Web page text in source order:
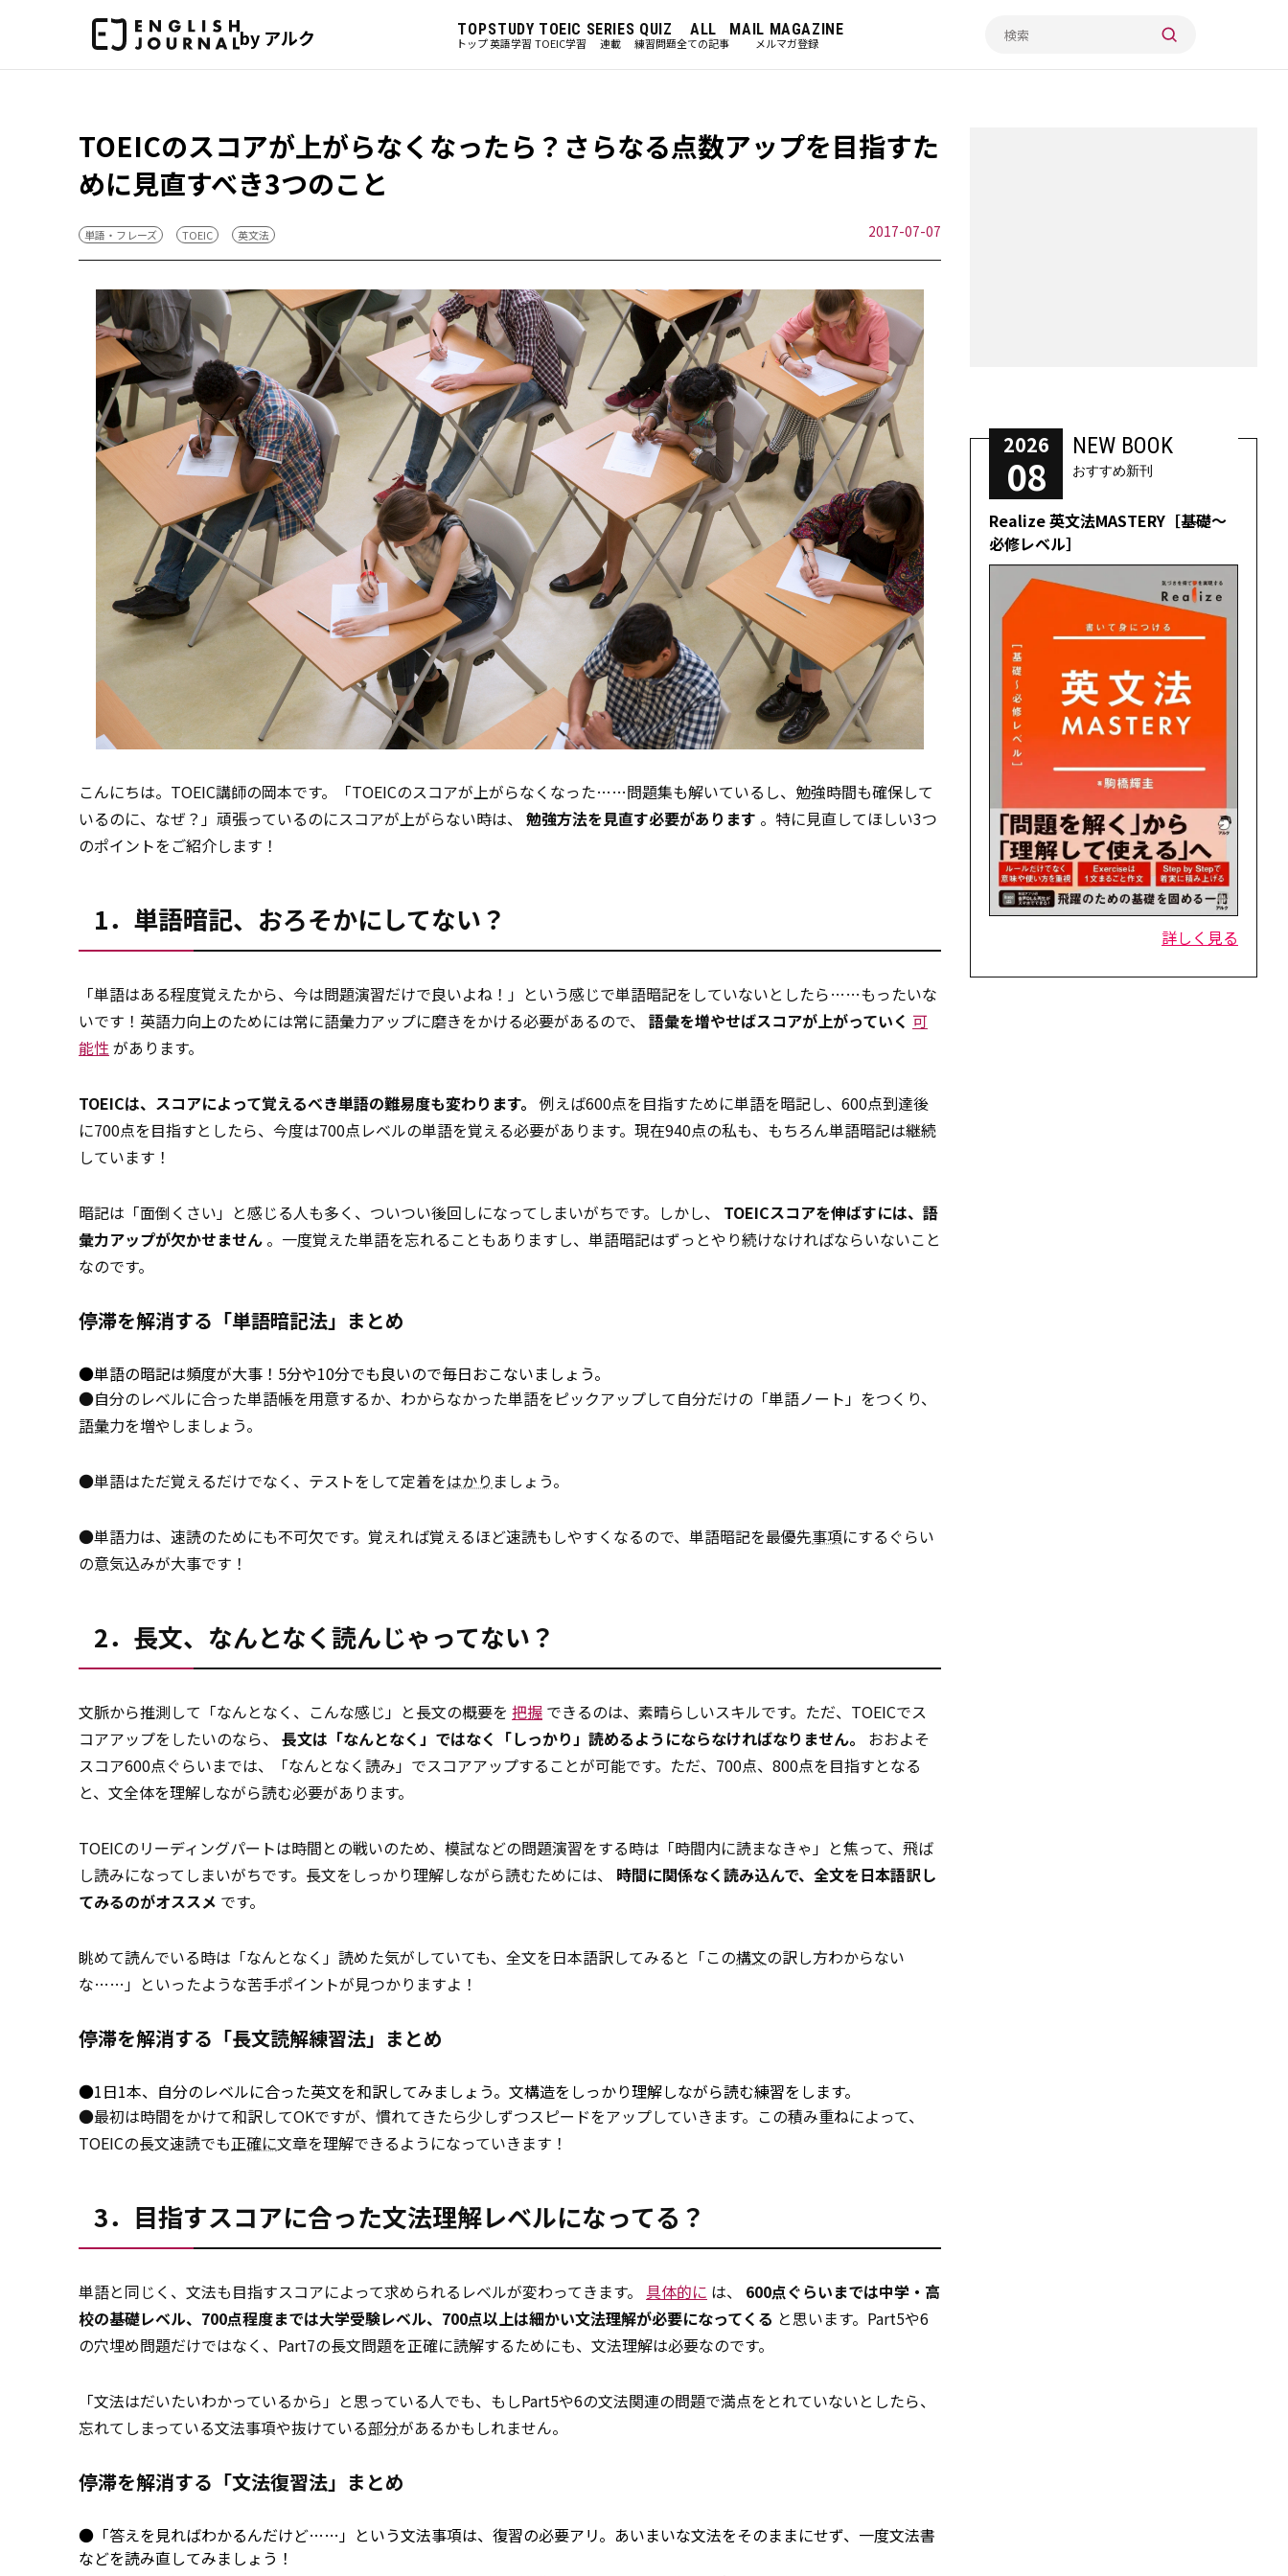
by アルク TOP
トップ
STUDY
英語学習
TOEIC
TOEIC学習
SERIES
連載
QUIZ
練習問題
ALL
全ての記事
MAIL MAGAZINE
メルマガ登録
TOEICのスコアが上がらなくなったら？さらなる点数アップを目指すた
めに見直すべき3つのこと
単語・フレーズ TOEIC 英文法 2017-07-07
こんにちは。TOEIC講師の岡本です。「TOEICのスコアが上がらなくなった……問題集も解いているし、勉強時間も確保して
いるのに、なぜ？」頑張っているのにスコアが上がらない時は、 勉強方法を見直す必要があります 。特に見直してほしい3つ
のポイントをご紹介します！
1．単語暗記、おろそかにしてない？
「単語はある程度覚えたから、今は問題演習だけで良いよね！」という感じで単語暗記をしていないとしたら……もったいな
いです！英語力向上のためには常に語彙力アップに磨きをかける必要があるので、 語彙を増やせばスコアが上がっていく 可
能性があります。
TOEICは、スコアによって覚えるべき単語の難易度も変わります。 例えば600点を目指すために単語を暗記し、600点到達後
に700点を目指すとしたら、今度は700点レベルの単語を覚える必要があります。現在940点の私も、もちろん単語暗記は継続
しています！
暗記は「面倒くさい」と感じる人も多く、ついつい後回しになってしまいがちです。しかし、 TOEICスコアを伸ばすには、語
彙力アップが欠かせません 。一度覚えた単語を忘れることもありますし、単語暗記はずっとやり続けなければならいないこと
なのです。
停滞を解消する「単語暗記法」まとめ
●単語の暗記は頻度が大事！5分や10分でも良いので毎日おこないましょう。
●自分のレベルに合った単語帳を用意するか、わからなかった単語をピックアップして自分だけの「単語ノート」をつくり、
語彙力を増やしましょう。
●単語はただ覚えるだけでなく、テストをして定着をはかり ましょう。
●単語力は、速読のためにも不可欠です。覚えれば覚えるほど速読もしやすくなるので、単語暗記を最優先事項にするぐらい
の意気込みが大事です！
2．長文、なんとなく読んじゃってない？
文脈から推測して「なんとなく、こんな感じ」と長文の概要を 把握 できるのは、素晴らしいスキルです。ただ、TOEICでス
コアアップをしたいのなら、 長文は「なんとなく」ではなく「しっかり」読めるようにならなければなりません。
おおよそ
スコア600点ぐらいまでは、「なんとなく読み」でスコアアップすることが可能です。ただ、700点、800点を目指すとなる
と、文全体を理解しながら読む必要があります。
TOEICのリーディングパートは時間との戦いのため、模試などの問題演習をする時は「時間内に読まなきゃ」と焦って、飛ば
し読みになってしまいがちです。長文をしっかり理解しながら読むためには、 時間に関係なく読み込んで、全文を日本語訳し
てみるのがオススメ です。
眺めて読んでいる時は「なんとなく」読めた気がしていても、全文を日本語訳してみると「この構文の訳し方わからない
な……」といったような苦手ポイントが見つかりますよ！
停滞を解消する「長文読解練習法」まとめ
●1日1本、自分のレベルに合った英文を和訳してみましょう。文構造をしっかり理解しながら読む練習をします。
●最初は時間をかけて和訳してOKですが、慣れてきたら少しずつスピードをアップしていきます。この積み重ねによって、
TOEICの長文速読でも正確に文章を理解できるようになっていきます！
3．目指すスコアに合った文法理解レベルになってる？
単語と同じく、文法も目指すスコアによって求められるレベルが変わってきます。 具体的に は、 600点ぐらいまでは中学・高
校の基礎レベル、700点程度までは大学受験レベル、700点以上は細かい文法理解が必要になってくる と思います。Part5や6
の穴埋め問題だけではなく、Part7の長文問題を正確に読解するためにも、文法理解は必要なのです。
「文法はだいたいわかっているから」と思っている人でも、もしPart5や6の文法関連の問題で満点をとれていないとしたら、
忘れてしまっている文法事項や抜けている部分があるかもしれません。
停滞を解消する「文法復習法」まとめ
●「答えを見ればわかるんだけど……」という文法事項は、復習の必要アリ。あいまいな文法をそのままにせず、一度文法書
などを読み直してみましょう！
2026
08
NEW BOOK
おすすめ新刊
Realize 英文法MASTERY［基礎～
必修レベル］
詳しく見る